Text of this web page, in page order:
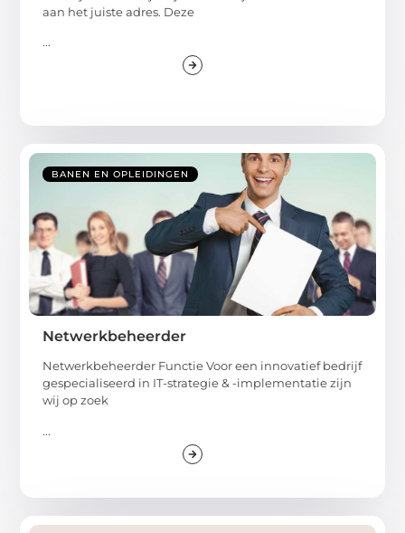
aan het juiste adres. Deze
...
BANEN EN OPLEIDINGEN
Netwerkbeheerder
Netwerkbeheerder Functie Voor een innovatief bedrijf
gespecialiseerd in IT-strategie & -implementatie zijn
wij op zoek
...